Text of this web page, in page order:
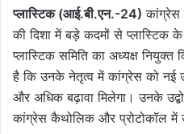
प्लास्टिक (आई.बी.एन.-24) कांग्रेस
की दिशा में बड़े कदमों से प्लास्टिक के
प्लास्टिक समिति का अध्यक्ष नियुक्त
है कि उनके नेतृत्व में कांग्रेस को
और अधिक बढ़ावा मिलेगा। उनके
कांग्रेस कैथोलिक और प्रोटोकॉल में